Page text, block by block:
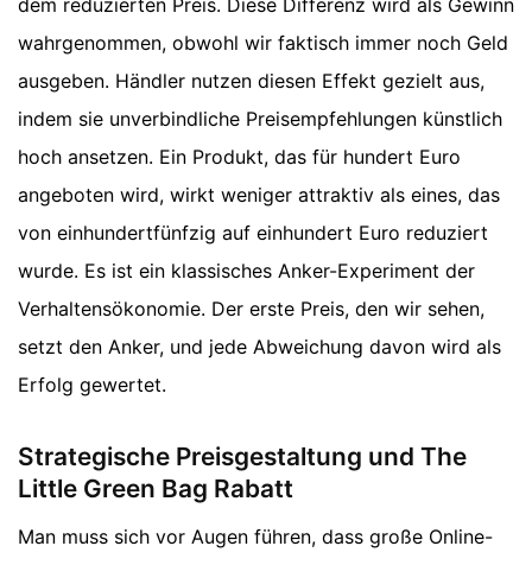
wahrgenommen, obwohl wir faktisch immer noch Geld
ausgeben. Händler nutzen diesen Effekt gezielt aus,
indem sie unverbindliche Preisempfehlungen künstlich
hoch ansetzen. Ein Produkt, das für hundert Euro
angeboten wird, wirkt weniger attraktiv als eines, das
von einhundertfünfzig auf einhundert Euro reduziert
wurde. Es ist ein klassisches Anker-Experiment der
Verhaltensökonomie. Der erste Preis, den wir sehen,
setzt den Anker, und jede Abweichung davon wird als
Erfolg gewertet.
Strategische Preisgestaltung und The
Little Green Bag Rabatt
Man muss sich vor Augen führen, dass große Online-